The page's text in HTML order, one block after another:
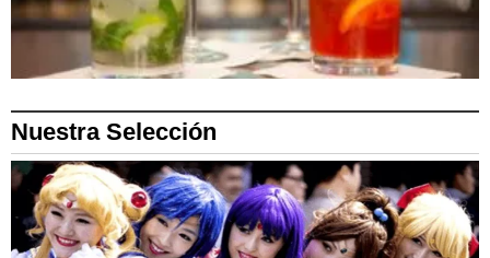
Nuestra Selección